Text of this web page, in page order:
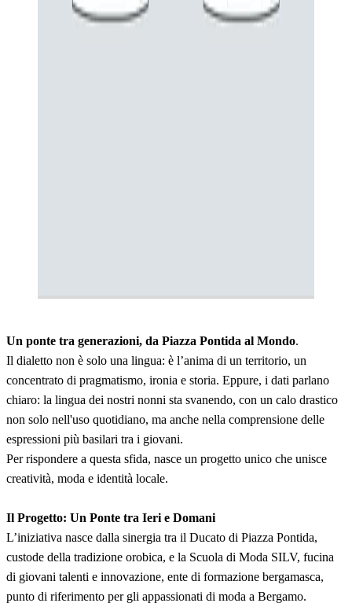
Un ponte tra generazioni, da Piazza Pontida al Mondo.
Il dialetto non è solo una lingua: è l’anima di un territorio, un
concentrato di pragmatismo, ironia e storia. Eppure, i dati parlano
chiaro: la lingua dei nostri nonni sta svanendo, con un calo drastico
non solo nell'uso quotidiano, ma anche nella comprensione delle
espressioni più basilari tra i giovani.
Per rispondere a questa sfida, nasce un progetto unico che unisce
creatività, moda e identità locale.
Il Progetto: Un Ponte tra Ieri e Domani
L’iniziativa nasce dalla sinergia tra il Ducato di Piazza Pontida,
custode della tradizione orobica, e la Scuola di Moda SILV, fucina
di giovani talenti e innovazione, ente di formazione bergamasca,
punto di riferimento per gli appassionati di moda a Bergamo.